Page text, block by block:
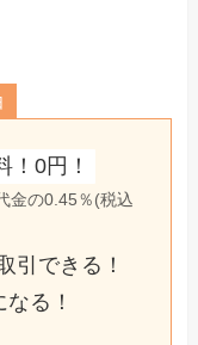
！0円！
金の0.45％(税込
引できる！
る！